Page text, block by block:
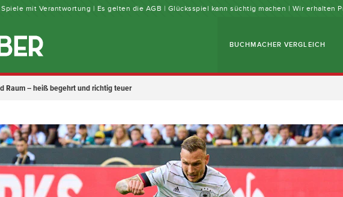
Spiele mit Verantwortung | Es gelten die AGB | Glücksspiel kann süchtig machen | Wir erhalten
BUCHMACHER VERGLEICH
Raum – heiß begehrt und richtig teuer